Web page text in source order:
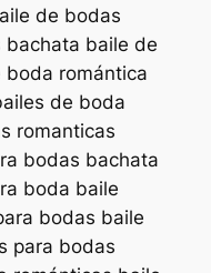
de bodas
baile de
romántica
de boda
romanticas
bodas bachata
boda baile
bodas baile
para bodas